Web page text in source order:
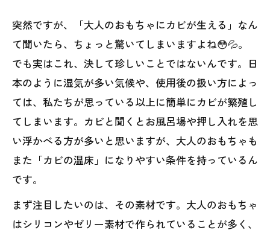
突然ですが、「大人のおもちゃにカビが生える」なん
て聞いたら、ちょっと驚いてしまいますよね😳💦。
でも実はこれ、決して珍しいことではないんです。日
本のように湿気が多い気候や、使用後の扱い方によっ
ては、私たちが思っている以上に簡単にカビが繁殖し
てしまいます。カビと聞くとお風呂場や押し入れを思
い浮かべる方が多いと思いますが、大人のおもちゃも
また「カビの温床」になりやすい条件を持っているん
です。
まず注目したいのは、その素材です。大人のおもちゃ
はシリコンやゼリー素材で作られていることが多く、